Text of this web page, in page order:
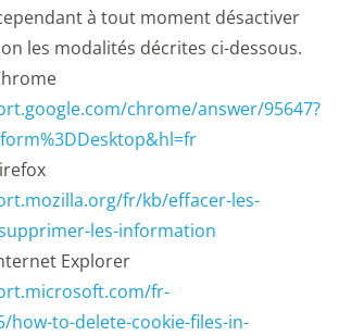
à tout moment désactiver
les modalités décrites ci-dessous.
chrome/answer/95647?
fr/kb/effacer-les-
les-information
Explorer
fr-
how-to-delete-cookie-files-in-